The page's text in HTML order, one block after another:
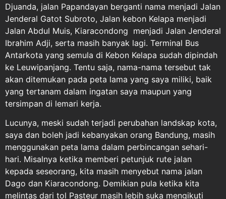
Djuanda, jalan Papandayan berganti nama menjadi Jalan
Jenderal Gatot Subroto, Jalan kebon Kelapa menjadi
Jalan Abdul Muis, Kiaracondong menjadi Jalan Jenderal
Ibrahim Adji, serta masih banyak lagi. Terminal Bus
Antarkota yang semula di Kebon Kelapa sudah dipindah
ke Leuwipanjang. Tentu saja, nama-nama tersebut tak
akan ditemukan pada peta lama yang saya miliki, baik
yang tertanam dalam ingatan saya maupun yang
tersimpan di lemari kerja.
Lucunya, meski sudah terjadi perubahan landskap kota,
saya dan boleh jadi kebanyakan orang Bandung, masih
menggunakan peta lama dalam perbincangan sehari-
hari. Misalnya ketika memberi petunjuk rute jalan
kepada seseorang, kita masih menyebut nama jalan
Dago dan Kiaracondong. Demikian pula ketika kita
melintas dari tol Pasteur masih lebih suka mengikuti